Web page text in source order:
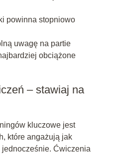
powinna stopniowo
uwagę na partie
obciążone
– stawiaj na
kluczowe jest
które angażują jak
Ćwiczenia